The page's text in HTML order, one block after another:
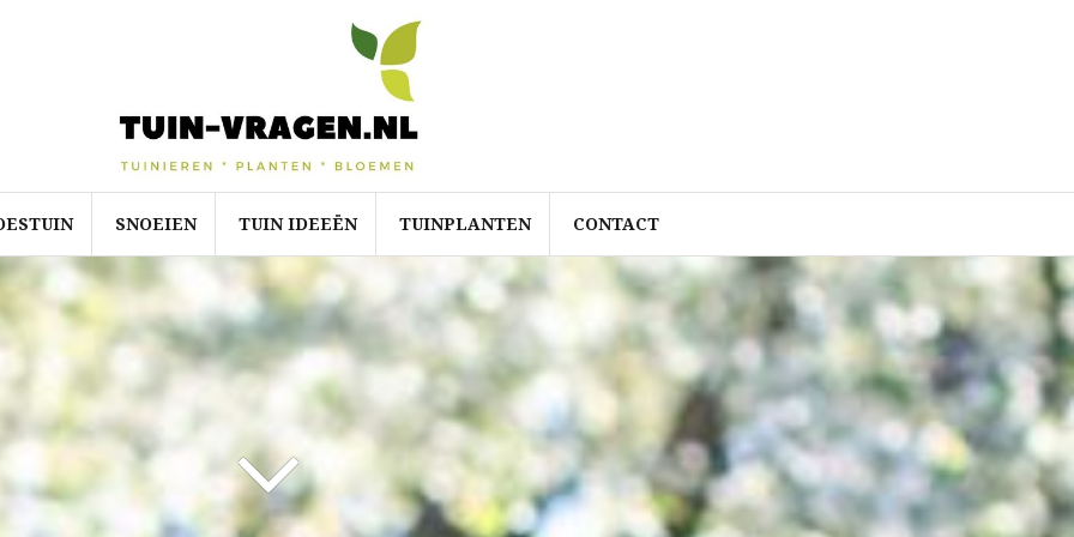
SNOEIEN TUIN IDEEËN TUINPLANTEN CONTACT